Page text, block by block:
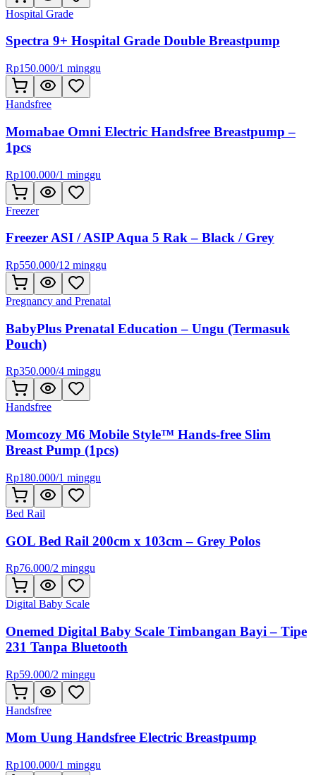
Hospital Grade
Spectra 9+ Hospital Grade Double Breastpump
Rp150.000/1 minggu
Handsfree
Momabae Omni Electric Handsfree Breastpump –
1pcs
Rp100.000/1 minggu
Freezer
Freezer ASI / ASIP Aqua 5 Rak – Black / Grey
Rp550.000/12 minggu
Pregnancy and Prenatal
BabyPlus Prenatal Education – Ungu (Termasuk
Pouch)
Rp350.000/4 minggu
Handsfree
Momcozy M6 Mobile Style™ Hands-free Slim
Breast Pump (1pcs)
Rp180.000/1 minggu
Bed Rail
GOL Bed Rail 200cm x 103cm – Grey Polos
Rp76.000/2 minggu
Digital Baby Scale
Onemed Digital Baby Scale Timbangan Bayi – Tipe
231 Tanpa Bluetooth
Rp59.000/2 minggu
Handsfree
Mom Uung Handsfree Electric Breastpump
Rp100.000/1 minggu